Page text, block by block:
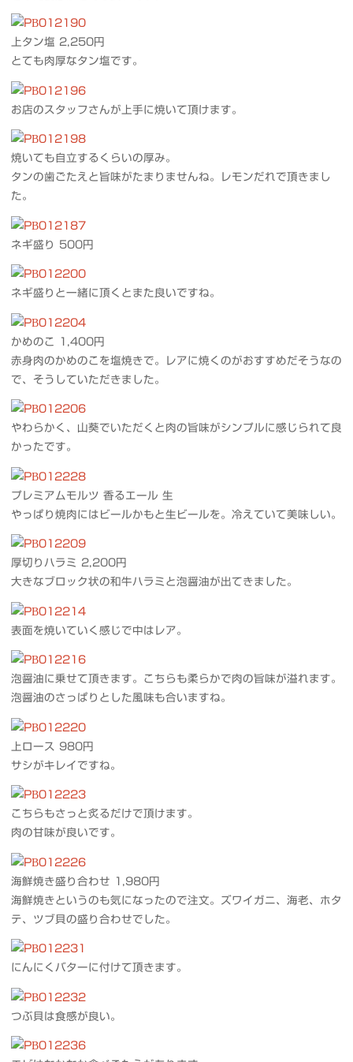
上タン塩 2,250円
とても肉厚なタン塩です。
お店のスタッフさんが上手に焼いて頂けます。
焼いても自立するくらいの厚み。
タンの歯ごたえと旨味がたまりませんね。レモンだれで頂きまし
た。
ネギ盛り 500円
ネギ盛りと一緒に頂くとまた良いですね。
かめのこ 1,400円
赤身肉のかめのこを塩焼きで。レアに焼くのがおすすめだそうなの
で、そうしていただきました。
やわらかく、山葵でいただくと肉の旨味がシンプルに感じられて良
かったです。
プレミアムモルツ 香るエール 生
やっぱり焼肉にはビールかもと生ビールを。冷えていて美味しい。
厚切りハラミ 2,200円
大きなブロック状の和牛ハラミと泡醤油が出てきました。
表面を焼いていく感じで中はレア。
泡醤油に乗せて頂きます。こちらも柔らかで肉の旨味が溢れます。
泡醤油のさっぱりとした風味も合いますね。
上ロース 980円
サシがキレイですね。
こちらもさっと炙るだけで頂けます。
肉の甘味が良いです。
海鮮焼き盛り合わせ 1,980円
海鮮焼きというのも気になったので注文。ズワイガニ、海老、ホタ
テ、ツブ貝の盛り合わせでした。
にんにくバターに付けて頂きます。
つぶ貝は食感が良い。